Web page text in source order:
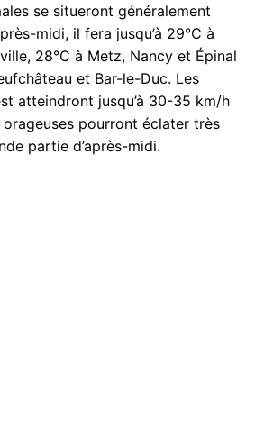
se situeront généralement
midi, il fera jusqu’à 29°C à
28°C à Metz, Nancy et Épinal
et Bar-le-Duc. Les
atteindront jusqu’à 30-35 km/h
pourront éclater très
partie d’après-midi.